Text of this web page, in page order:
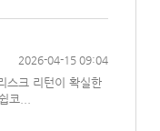
2026-04-15 09:04
스크 리턴이 확실한
코...